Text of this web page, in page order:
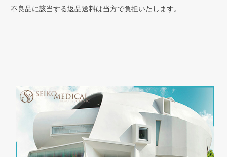
不良品に該当する返品送料は当方で負担いたします。